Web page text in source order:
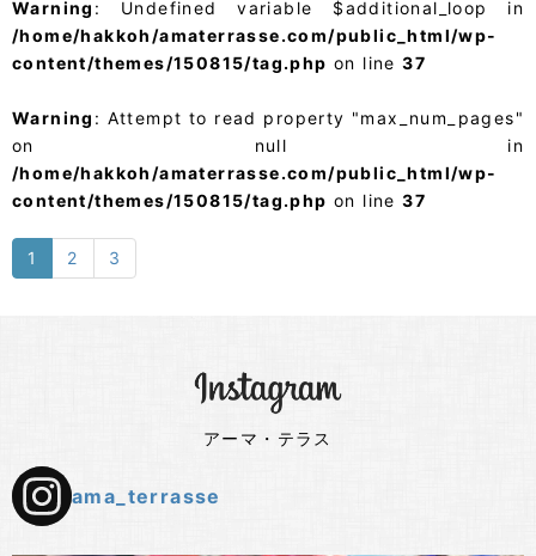
Warning : Undefined variable $additional_loop in
/home/hakkoh/amaterrasse.com/public_html/wp-
content/themes/150815/tag.php on line37
Warning : Attempt to read property "max_num_pages"
on null in
/home/hakkoh/amaterrasse.com/public_html/wp-
content/themes/150815/tag.php on line37
1 2 3
アーマ・テラス
ama_terrasse